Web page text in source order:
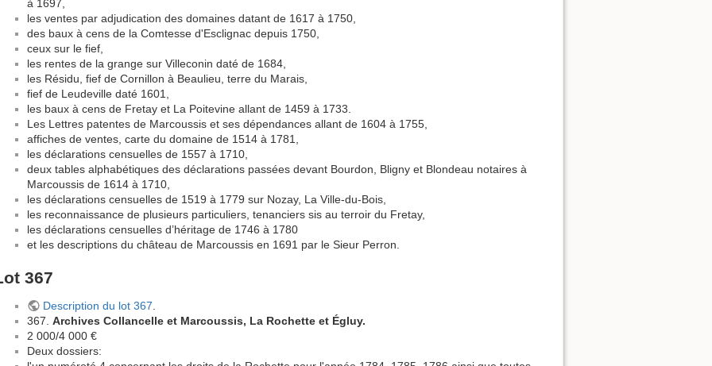
à 1697,
les ventes par adjudication des domaines datant de 1617 à 1750,
des baux à cens de la Comtesse d'Esclignac depuis 1750,
ceux sur le fief,
les rentes de la grange sur Villeconin daté de 1684,
les Résidu, fief de Cornillon à Beaulieu, terre du Marais,
fief de Leudeville daté 1601,
les baux à cens de Fretay et La Poitevine allant de 1459 à 1733.
Les Lettres patentes de Marcoussis et ses dépendances allant de 1604 à 1755,
affiches de ventes, carte du domaine de 1514 à 1781,
les déclarations censuelles de 1557 à 1710,
deux tables alphabétiques des déclarations passées devant Bourdon, Bligny et Blondeau notaires à
Marcoussis de 1614 à 1710,
les déclarations censuelles de 1519 à 1779 sur Nozay, La Ville-du-Bois,
les reconnaissance de plusieurs particuliers, tenanciers sis au terroir du Fretay,
les déclarations censuelles d’héritage de 1746 à 1780
et les descriptions du château de Marcoussis en 1691 par le Sieur Perron.
367
Description du lot 367.
367. Archives Collancelle et Marcoussis, La Rochette et Égluy.
2 000/4 000 €
Deux dossiers: